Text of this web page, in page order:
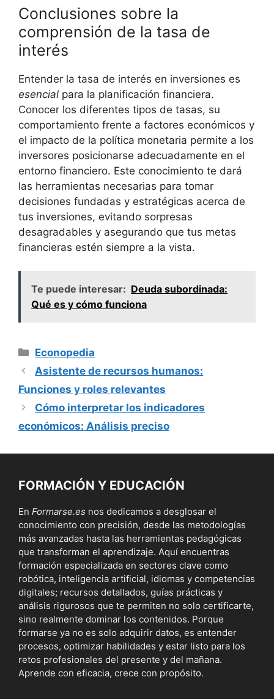
Conclusiones sobre ⁣la
⁢comprensión de la⁣ tasa de⁣
interés
Entender la tasa de interés en inversiones es
esencial ⁤para la planificación​ financiera.
Conocer los diferentes tipos de ⁣tasas, su
comportamiento​ frente a factores económicos y
el impacto de⁤ la política⁤ monetaria permite a los
inversores posicionarse adecuadamente​ en el
entorno ⁢financiero. Este conocimiento te dará
las herramientas necesarias para tomar
decisiones‌ fundadas y estratégicas acerca de
tus inversiones, ⁤evitando sorpresas‌
desagradables y asegurando que tus‌ metas
financieras⁤ estén siempre ⁣a la ‌vista.
Te puede interesar: Deuda subordinada:
Qué es y cómo funciona
Categorías
Econopedia
Asistente de recursos humanos:
Funciones y roles relevantes
Cómo interpretar los indicadores
económicos: Análisis preciso
FORMACIÓN Y EDUCACIÓN
En Formarse.es nos dedicamos a desglosar el
conocimiento con precisión, desde las metodologías
más avanzadas hasta las herramientas pedagógicas
que transforman el aprendizaje. Aquí encuentras
formación especializada en sectores clave como
robótica, inteligencia artificial, idiomas y competencias
digitales; recursos detallados, guías prácticas y
análisis rigurosos que te permiten no solo certificarte,
sino realmente dominar los contenidos. Porque
formarse ya no es solo adquirir datos, es entender
procesos, optimizar habilidades y estar listo para los
retos profesionales del presente y del mañana.
Aprende con eficacia, crece con propósito.